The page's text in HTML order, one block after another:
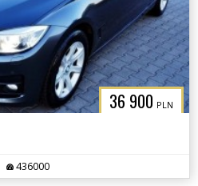
36 900 PLN
436000